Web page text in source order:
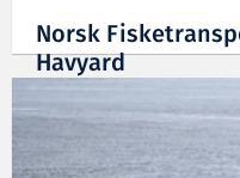
Norsk
Havyard